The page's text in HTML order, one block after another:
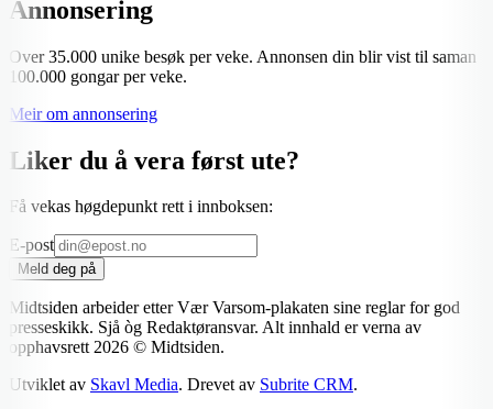
Annonsering
Over 35.000 unike besøk per veke. Annonsen din blir vist til saman
100.000 gongar per veke.
Meir om annonsering
Liker du å vera først ute?
Få vekas høgdepunkt rett i innboksen:
E-post
Meld deg på
Midtsiden arbeider etter Vær Varsom-plakaten sine reglar for god
presseskikk. Sjå òg Redaktøransvar. Alt innhald er verna av
opphavsrett2026 © Midtsiden.
Utviklet av Skavl Media. Drevet av Subrite CRM.